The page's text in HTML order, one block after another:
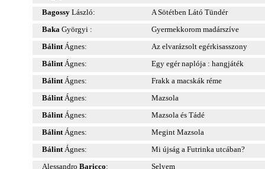
Bagossy László:
A Sötétben Látó Tündér
Baka Györgyi :
Gyermekkorom madárszíve
BálintÁgnes:
Az elvarázsolt egérkisasszony
BálintÁgnes:
Egy egér naplója : hangjáték
BálintÁgnes:
Frakk a macskák réme
BálintÁgnes:
Mazsola
BálintÁgnes:
Mazsola és Tádé
BálintÁgnes:
Megint Mazsola
BálintÁgnes:
Mi újság a Futrinka utcában?
Alessandro Baricco: Selyem